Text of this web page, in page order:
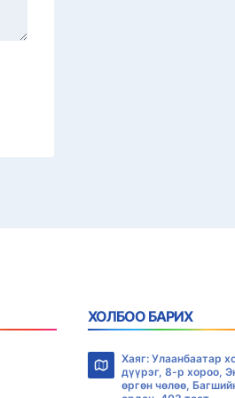
ХОЛБОО БАРИХ
Хаяг: Улаанбаатар
дүүрэг, 8-р хороо,
өргөн чөлөө,